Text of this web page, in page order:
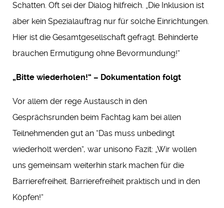
Schatten. Oft sei der Dialog hilfreich. „Die Inklusion ist
aber kein Spezialauftrag nur für solche Einrichtungen.
Hier ist die Gesamtgesellschaft gefragt. Behinderte
brauchen Ermutigung ohne Bevormundung!“
„Bitte wiederholen!“ – Dokumentation folgt
Vor allem der rege Austausch in den
Gesprächsrunden beim Fachtag kam bei allen
Teilnehmenden gut an “Das muss unbedingt
wiederholt werden“, war unisono Fazit: „Wir wollen
uns gemeinsam weiterhin stark machen für die
Barrierefreiheit. Barrierefreiheit praktisch und in den
Köpfen!“